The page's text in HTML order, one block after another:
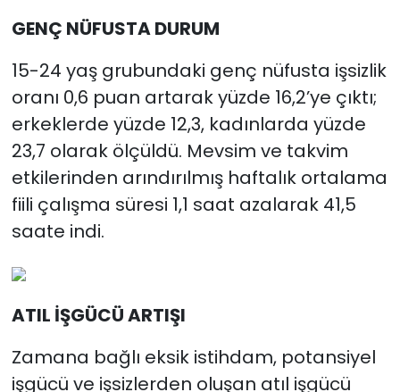
GENÇ NÜFUSTA DURUM
15-24 yaş grubundaki genç nüfusta işsizlik
oranı 0,6 puan artarak yüzde 16,2’ye çıktı;
erkeklerde yüzde 12,3, kadınlarda yüzde
23,7 olarak ölçüldü. Mevsim ve takvim
etkilerinden arındırılmış haftalık ortalama
fiili çalışma süresi 1,1 saat azalarak 41,5
saate indi.
ATIL İŞGÜCÜ ARTIŞI
Zamana bağlı eksik istihdam, potansiyel
işgücü ve işsizlerden oluşan atıl işgücü